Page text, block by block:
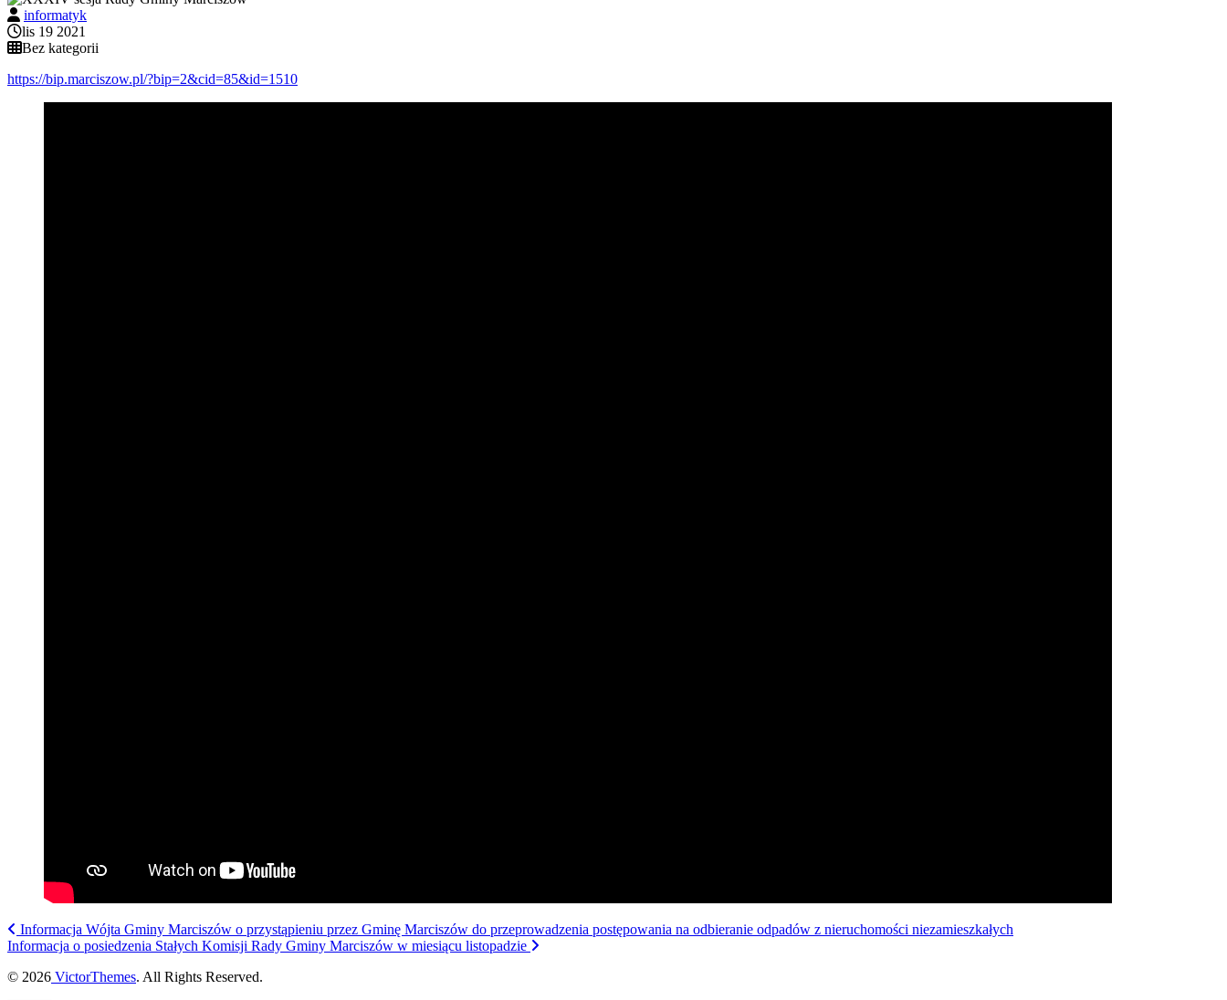
informatyk
lis 19 2021
Bez kategorii
https://bip.marciszow.pl/?bip=2&cid=85&id=1510
Informacja Wójta Gminy Marciszów o przystąpieniu przez Gminę Marciszów do przeprowadzenia postępowania na odbieranie odpadów z nieruchomości niezamieszkałych
Informacja o posiedzenia Stałych Komisji Rady Gminy Marciszów w miesiącu listopadzie
© 2026 VictorThemes. All Rights Reserved.